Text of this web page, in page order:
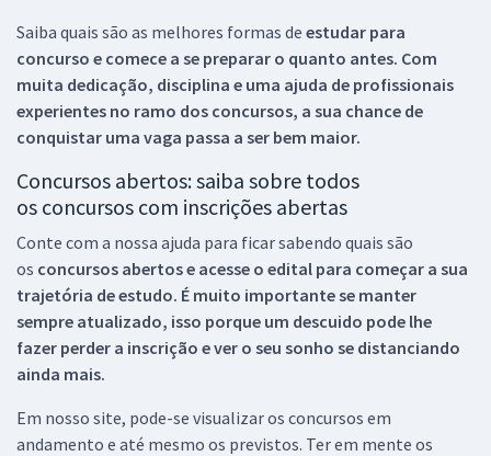
Saiba quais são as melhores formas de estudar para
concurso e comece a se preparar o quanto antes. Com
muita dedicação, disciplina e uma ajuda de profissionais
experientes no ramo dos concursos, a sua chance de
conquistar uma vaga passa a ser bem maior.
Concursos abertos: saiba sobre todos
os concursos com inscrições abertas
Conte com a nossa ajuda para ficar sabendo quais são
os concursos abertos e acesse o edital para começar a sua
trajetória de estudo. É muito importante se manter
sempre atualizado, isso porque um descuido pode lhe
fazer perder a inscrição e ver o seu sonho se distanciando
ainda mais.
Em nosso site, pode-se visualizar os concursos em
andamento e até mesmo os previstos. Ter em mente os